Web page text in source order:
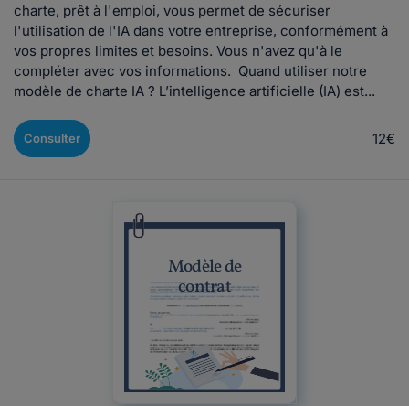
charte, prêt à l'emploi, vous permet de sécuriser
l'utilisation de l'IA dans votre entreprise, conformément à
vos propres limites et besoins. Vous n'avez qu'à le
compléter avec vos informations. Quand utiliser notre
modèle de charte IA ? L’intelligence artificielle (IA) est...
Consulter 12€
Modèle de
contrat